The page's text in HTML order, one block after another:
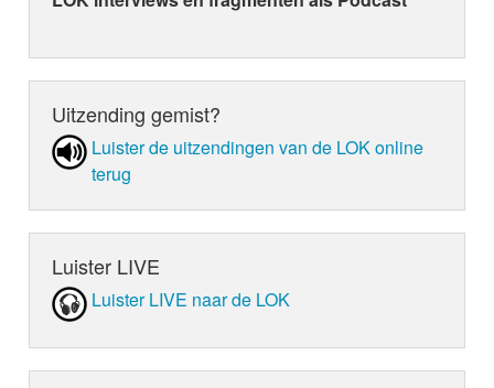
‘You Need to Calm Down’ is een van de liedjes
Uitzending gemist?
Luister de uit­zen­din­gen van de LOK online
terug
Luister LIVE
Luister LIVE naar de LOK